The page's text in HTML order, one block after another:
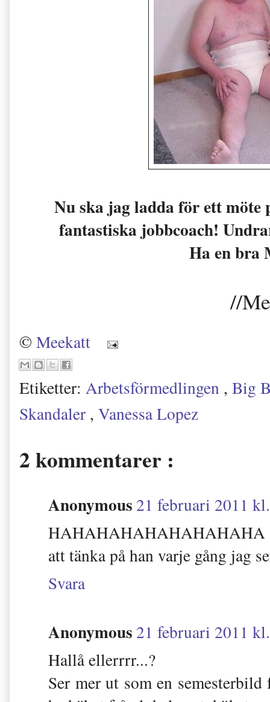
Nu ska jag ladda för ett
fantastiska jobbcoach! U
Ha en bra
//
© Meekatt
Etiketter: Arbetsförmedlingen , Big
Skandaler , Vanessa Lopez
2 kommentarer :
Anonymous 21 februari 2011
att tänka på han varje gång jag
Svara
Anonymous 21 februari 2011
Hallå ellerrrr...?
Ser mer ut som en